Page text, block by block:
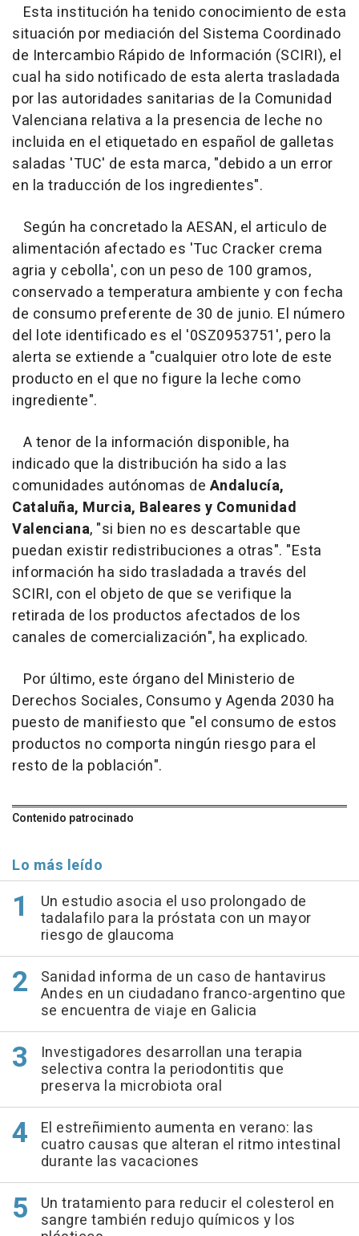
Esta institución ha tenido conocimiento de esta
situación por mediación del Sistema Coordinado
de Intercambio Rápido de Información (SCIRI), el
cual ha sido notificado de esta alerta trasladada
por las autoridades sanitarias de la Comunidad
Valenciana relativa a la presencia de leche no
incluida en el etiquetado en español de galletas
saladas 'TUC' de esta marca, "debido a un error
en la traducción de los ingredientes".
Según ha concretado la AESAN, el articulo de
alimentación afectado es 'Tuc Cracker crema
agria y cebolla', con un peso de 100 gramos,
conservado a temperatura ambiente y con fecha
de consumo preferente de 30 de junio. El número
del lote identificado es el '0SZ0953751', pero la
alerta se extiende a "cualquier otro lote de este
producto en el que no figure la leche como
ingrediente".
A tenor de la información disponible, ha
indicado que la distribución ha sido a las
comunidades autónomas de Andalucía,
Cataluña, Murcia, Baleares y Comunidad
Valenciana, "si bien no es descartable que
puedan existir redistribuciones a otras". "Esta
información ha sido trasladada a través del
SCIRI, con el objeto de que se verifique la
retirada de los productos afectados de los
canales de comercialización", ha explicado.
Por último, este órgano del Ministerio de
Derechos Sociales, Consumo y Agenda 2030 ha
puesto de manifiesto que "el consumo de estos
productos no comporta ningún riesgo para el
resto de la población".
Contenido patrocinado
Lo más leído
Un estudio asocia el uso prolongado de
tadalafilo para la próstata con un mayor
riesgo de glaucoma
Sanidad informa de un caso de hantavirus
Andes en un ciudadano franco-argentino que
se encuentra de viaje en Galicia
Investigadores desarrollan una terapia
selectiva contra la periodontitis que
preserva la microbiota oral
El estreñimiento aumenta en verano: las
cuatro causas que alteran el ritmo intestinal
durante las vacaciones
Un tratamiento para reducir el colesterol en
sangre también redujo químicos y los